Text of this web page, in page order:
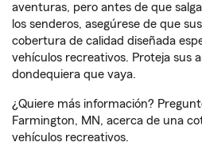
aventuras, pero antes de que
los senderos, asegúrese de que
cobertura de calidad diseñada
vehículos recreativos. Proteja sus
dondequiera que vaya.
¿Quiere más información?
Farmington, MN, acerca de una
vehículos recreativos.